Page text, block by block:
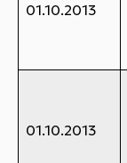
01.10.2013
01.10.2013